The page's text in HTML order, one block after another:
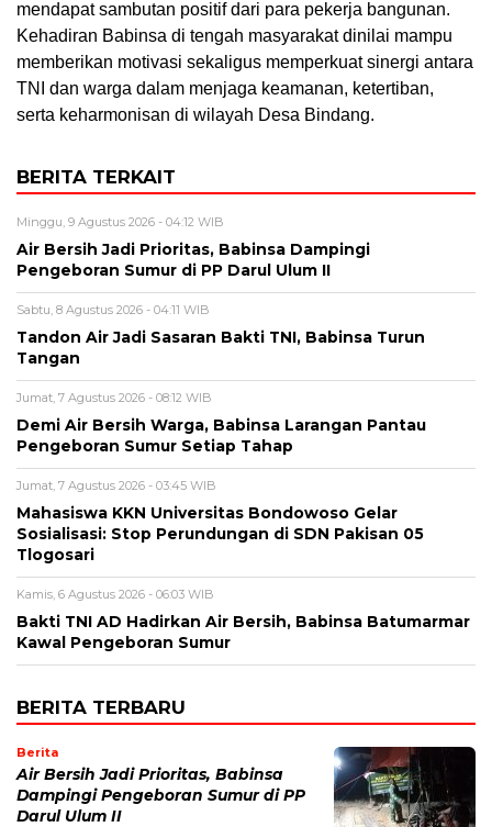
mendapat sambutan positif dari para pekerja bangunan.
Kehadiran Babinsa di tengah masyarakat dinilai mampu
memberikan motivasi sekaligus memperkuat sinergi antara
TNI dan warga dalam menjaga keamanan, ketertiban,
serta keharmonisan di wilayah Desa Bindang.
BERITA TERKAIT
Minggu, 9 Agustus 2026 - 04:12 WIB
Air Bersih Jadi Prioritas, Babinsa Dampingi
Pengeboran Sumur di PP Darul Ulum II
Sabtu, 8 Agustus 2026 - 04:11 WIB
Tandon Air Jadi Sasaran Bakti TNI, Babinsa Turun
Tangan
Jumat, 7 Agustus 2026 - 08:12 WIB
Demi Air Bersih Warga, Babinsa Larangan Pantau
Pengeboran Sumur Setiap Tahap
Jumat, 7 Agustus 2026 - 03:45 WIB
Mahasiswa KKN Universitas Bondowoso Gelar
Sosialisasi: Stop Perundungan di SDN Pakisan 05
Tlogosari
Kamis, 6 Agustus 2026 - 06:03 WIB
Bakti TNI AD Hadirkan Air Bersih, Babinsa Batumarmar
Kawal Pengeboran Sumur
BERITA TERBARU
Berita
Air Bersih Jadi Prioritas, Babinsa
Dampingi Pengeboran Sumur di PP
Darul Ulum II